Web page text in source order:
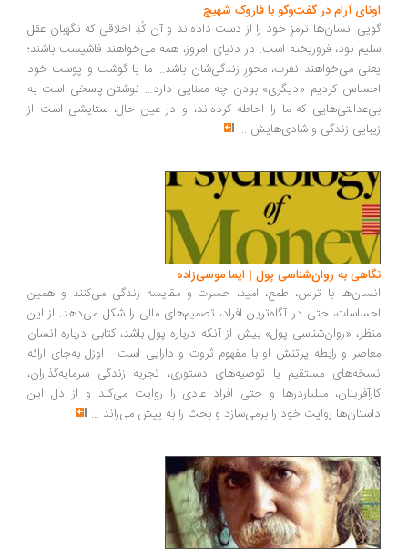
اونای آرام در گفت‌وگو با فاروک شهیچ‭
گویی انسان‌ها ترمزِ خود را از دست داده‌اند و آن کُدِ اخلاقی که نگهبان عقل
سلیم بود، فروریخته است. در دنیای امروز، همه می‌خواهند فاشیست باشند؛
یعنی می‌خواهند نفرت، محورِ زندگی‌شان باشد... ما با گوشت و پوست خود
احساس کردیم «دیگری» بودن چه معنایی دارد... نوشتن پاسخی است به
بی‌عدالتی‌هایی که ما را احاطه کرده‌اند، و در عین حال، ستایشی است از
زیبایی زندگی و شادی‌هایش ...
نگاهی به روان‌شناسی پول | ایما موسی‌زاده
انسان‌ها با ترس، طمع، امید، حسرت و مقایسه زندگی می‌کنند و همین
احساسات، حتی در آگاه‌ترین افراد، تصمیم‌های مالی را شکل می‌دهد. از این
منظر، «روان‌شناسی پول» بیش از آنکه درباره پول باشد، کتابی درباره انسان
معاصر و رابطه پرتنش او با مفهوم ثروت و دارایی است... اوزل به‌جای ارائه
نسخه‌های مستقیم یا توصیه‌های دستوری، تجربه زندگی سرمایه‌گذاران،
کارآفرینان، میلیاردرها و حتی افراد عادی را روایت می‌کند و از دل این
داستان‌ها روایت خود را برمی‌سازد و بحث را به پیش می‌راند ...